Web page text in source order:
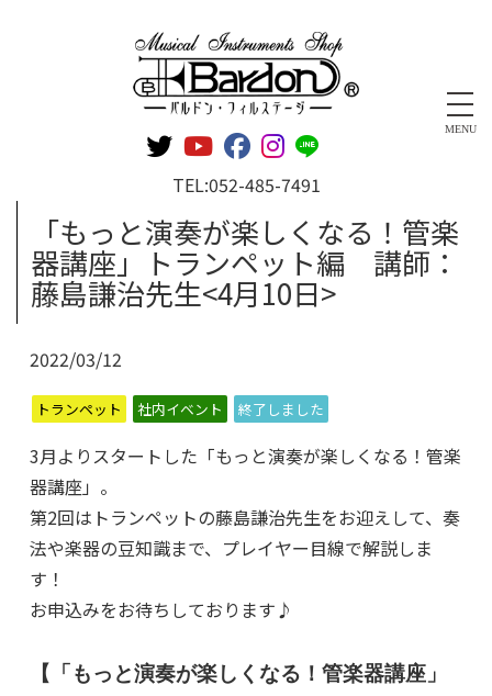
MENU
TEL:052-485-7491
「もっと演奏が楽しくなる！管楽
器講座」トランペット編 講師：
藤島謙治先生<4月10日>
2022/03/12
トランペット 社内イベント 終了しました
3月よりスタートした「もっと演奏が楽しくなる！管楽
器講座」。
第2回はトランペットの藤島謙治先生をお迎えして、奏
法や楽器の豆知識まで、プレイヤー目線で解説しま
す！
お申込みをお待ちしております♪
【「もっと演奏が楽しくなる！管楽器講座」